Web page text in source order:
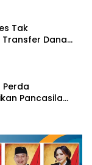
Tak
Dana
Pancasila